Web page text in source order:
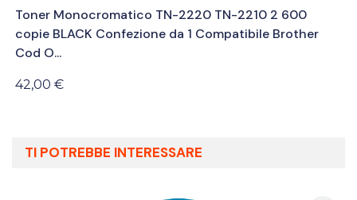
Toner Monocromatico TN-2220 TN-2210 2 600
copie BLACK Confezione da 1 Compatibile Brother
Cod O...
42,00 €
TI POTREBBE INTERESSARE